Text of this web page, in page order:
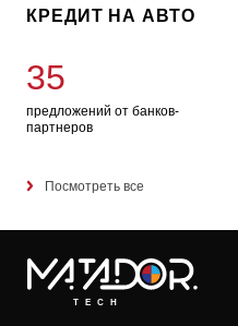
КРЕДИТ НА АВТО
35
предложений от банков-
партнеров
Посмотреть все
TECH